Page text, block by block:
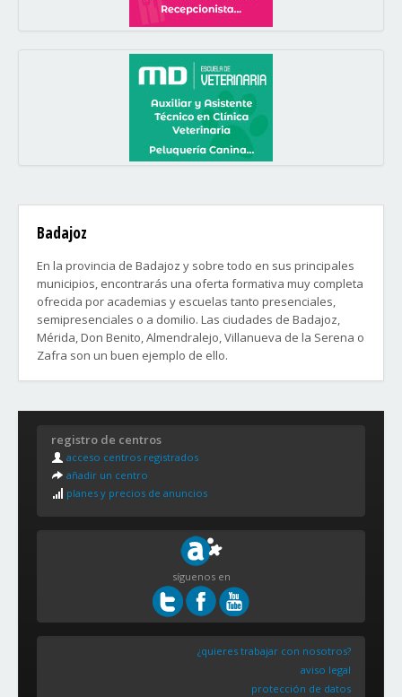
Badajoz
En la provincia de Badajoz y sobre todo en sus principales
municipios, encontrarás una oferta formativa muy completa
ofrecida por academias y escuelas tanto presenciales,
semipresenciales o a domilio. Las ciudades de Badajoz,
Mérida, Don Benito, Almendralejo, Villanueva de la Serena o
Zafra son un buen ejemplo de ello.
- Cerro de Reyes
- El Gurugú
- Huerta Rosales
- Judería de Badajoz
- Suerte de Saavedra
- Las Vaguadas
- Valdepasillas
registro de centros
acceso centros registrados
añadir un centro
planes y precios de anuncios
síguenos en
¿quieres trabajar con nosotros?
aviso legal
protección de datos